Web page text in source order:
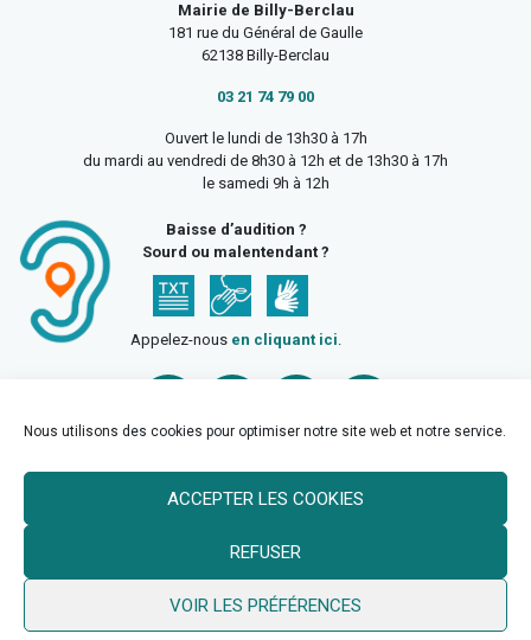
Nous utilisons des cookies pour optimiser notre site web et notre service.
ACCEPTER LES COOKIES
REFUSER
VOIR LES PRÉFÉRENCES
Mairie de Billy-Berclau
181 rue du Général de Gaulle
62138 Billy-Berclau
03 21 74 79 00
Ouvert le lundi de 13h30 à 17h
du mardi au vendredi de 8h30 à 12h et de 13h30 à 17h
le samedi 9h à 12h
Baisse d’audition ?
Sourd ou malentendant ?
Appelez-nous en cliquant ici.
© 2026 Ville de Billy Berclau —neoweb.fr